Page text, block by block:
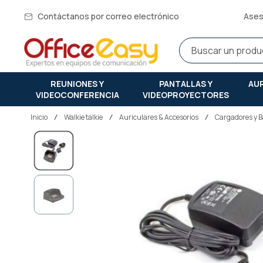
Contáctanos por correo electrónico
REUNIONES Y
VIDEOCONFERENCIA
PANTALLAS Y
VIDEOPROYECTORES
Inicio walkie talkie Auriculares & Accesorios Cargadores y
Saltar
final
de
la
galería
imágenes